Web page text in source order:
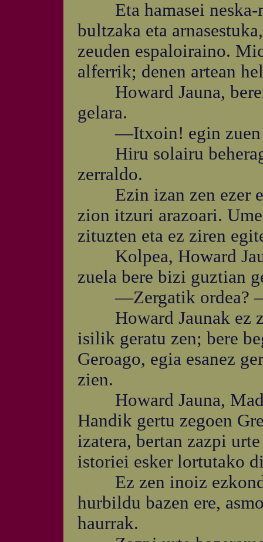
Eta hamasei neska-
bultzaka eta
zeuden espaloiraino.
alferrik; denen artean
Howard Jauna,
gelara.
—Itxoin! egin zuen
Hiru solairu
zerraldo.
Ezin izan zen ezer
zion itzuri arazoari.
zituzten eta ez ziren
Kolpea, Howard
zuela bere bizi guztian
—Zergatik ordea?
Howard Jaunak ez
isilik geratu zen; bere
Geroago, egia esanez
zien.
Howard Jauna,
Handik gertu zegoen
izatera, bertan zazpi
istoriei esker lortutako
Ez zen inoiz
hurbildu bazen ere,
haurrak.